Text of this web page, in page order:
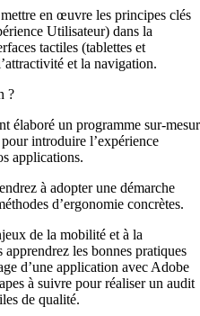
en œuvre les principes clés
Utilisateur) dans la
tactiles (tablettes et
et la navigation.
?
élaboré un programme sur-
introduire l’expérience
applications.
à adopter une démarche
d’ergonomie concrètes.
de la mobilité et à la
les bonnes pratiques
d’une application avec Adobe
à suivre pour réaliser un audit
de qualité.